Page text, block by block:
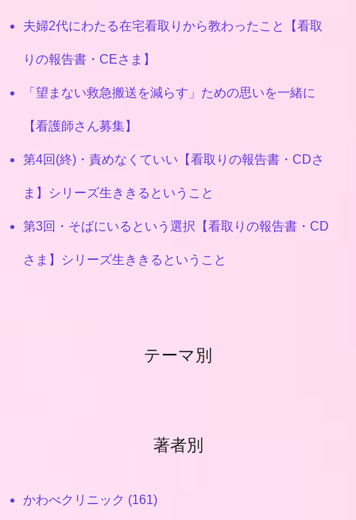
夫婦2代にわたる在宅看取りから教わったこと【看取
りの報告書・CEさま】
「望まない救急搬送を減らす」ための思いを一緒に
【看護師さん募集】
第4回(終)・責めなくていい【看取りの報告書・CDさ
ま】シリーズ生ききるということ
第3回・そばにいるという選択【看取りの報告書・CD
さま】シリーズ生ききるということ
テーマ別
著者別
かわべクリニック (161)